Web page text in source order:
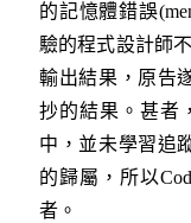
的記憶體錯誤
驗的程式設計師
輸出結果，原告
抄的結果。甚者
中，並未學習追
的歸屬，所以
者。